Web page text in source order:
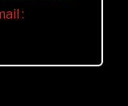
: